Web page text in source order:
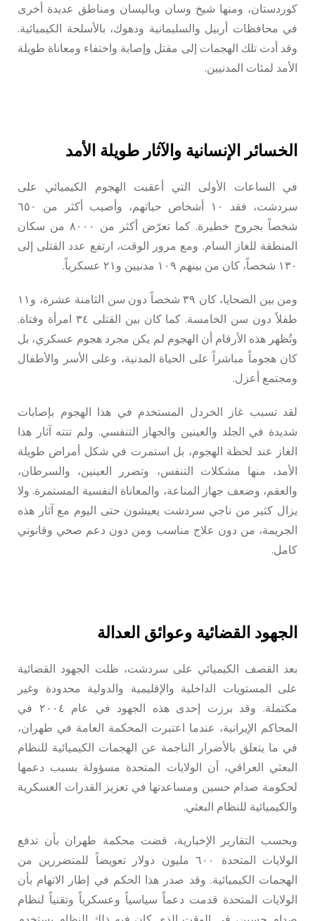
كوردستان، ومنها شيخ وسان وباليسان ومناطق عديدة أخرى
في محافظات أربيل والسليمانية ودهوك، بالأسلحة الكيميائية.
وقد أدت تلك الهجمات إلى مقتل وإصابة واختفاء ومعاناة طويلة
الأمد لمئات المدنيين.
الخسائر الإنسانية والآثار طويلة الأمد
في الساعات الأولى التي أعقبت الهجوم الكيميائي على
سردشت، فقد ١٠ أشخاص حياتهم، وأصيب أكثر من ٦٥٠
شخصاً بجروح خطيرة. كما تعرّض أكثر من ٨٠٠٠ من سكان
المنطقة للغاز السام. ومع مرور الوقت، ارتفع عدد القتلى إلى
١٣٠ شخصاً، كان من بينهم ١٠٩ مدنيين و٢١ عسكرياً.
ومن بين الضحايا، كان ٣٩ شخصاً دون سن الثامنة عشرة، و١١
طفلاً دون سن الخامسة. كما كان بين القتلى ٣٤ امرأة وفتاة.
وتُظهر هذه الأرقام أن الهجوم لم يكن مجرد هجوم عسكري، بل
كان هجوماً مباشراً على الحياة المدنية، وعلى الأسر والأطفال
ومجتمع أعزل.
لقد تسبب غاز الخردل المستخدم في هذا الهجوم بإصابات
شديدة في الجلد والعينين والجهاز التنفسي. ولم تنته آثار هذا
الغاز عند لحظة الهجوم، بل استمرت في شكل أمراض طويلة
الأمد، منها مشكلات التنفس، وتضرر العينين، والسرطان،
والعقم، وضعف جهاز المناعة، والمعاناة النفسية المستمرة. ولا
يزال كثير من ناجي سردشت يعيشون حتى اليوم مع آثار هذه
الجريمة، من دون علاج مناسب ومن دون دعم صحي وقانوني
كامل.
الجهود القضائية وعوائق العدالة
بعد القصف الكيميائي على سردشت، ظلت الجهود القضائية
على المستويات الداخلية والإقليمية والدولية محدودة وغير
مكتملة. وقد برزت إحدى هذه الجهود في عام ٢٠٠٤ في
المحاكم الإيرانية، عندما اعتبرت المحكمة العامة في طهران،
في ما يتعلق بالأضرار الناجمة عن الهجمات الكيميائية للنظام
البعثي العراقي، أن الولايات المتحدة مسؤولة بسبب دعمها
لحكومة صدام حسين ومساعدتها في تعزيز القدرات العسكرية
والكيميائية للنظام البعثي.
وبحسب التقارير الإخبارية، قضت محكمة طهران بأن تدفع
الولايات المتحدة ٦٠٠ مليون دولار تعويضاً للمتضررين من
الهجمات الكيميائية. وقد صدر هذا الحكم في إطار الاتهام بأن
الولايات المتحدة قدمت دعماً سياسياً وعسكرياً وتقنياً لنظام